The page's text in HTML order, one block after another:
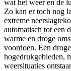
wat het weer en de
Zo kan er toch nog
extreme
automatisch tot een
warme en droge
voordoen. Een
hogedrukgebieden,
weersituaties